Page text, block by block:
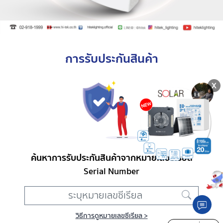
การรับประกันสินค้า
ค้นหาการรับประกันสินค้าจากหมายเลขซีเรียล
Serial Number
วิธีการดูหมายเลขซีเรียล >